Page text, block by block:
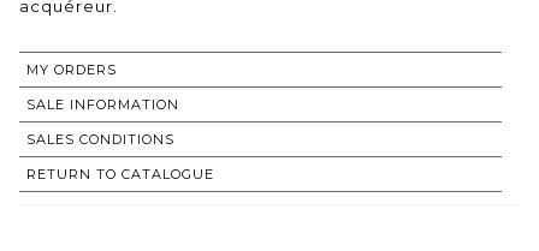
MY ORDERS
SALE INFORMATION
SALES CONDITIONS
RETURN TO CATALOGUE